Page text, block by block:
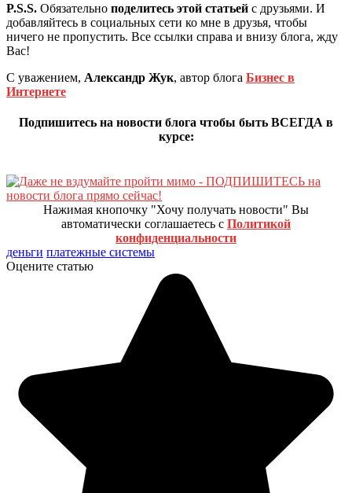
P.S.S. Обязательно поделитесь этой статьей с друзьями. И
добавляйтесь в социальных сети ко мне в друзья, чтобы
ничего не пропустить. Все ссылки справа и внизу блога, жду
Вас!
С уважением, Александр Жук, автор блога Бизнес в
Интернете
Подпишитесь на новости блога чтобы быть ВСЕГДА в
курсе:
Нажимая кнопочку "Хочу получать новости" Вы
автоматически соглашаетесь с Политикой
конфиденциальности
деньги платежные системы
Оцените статью